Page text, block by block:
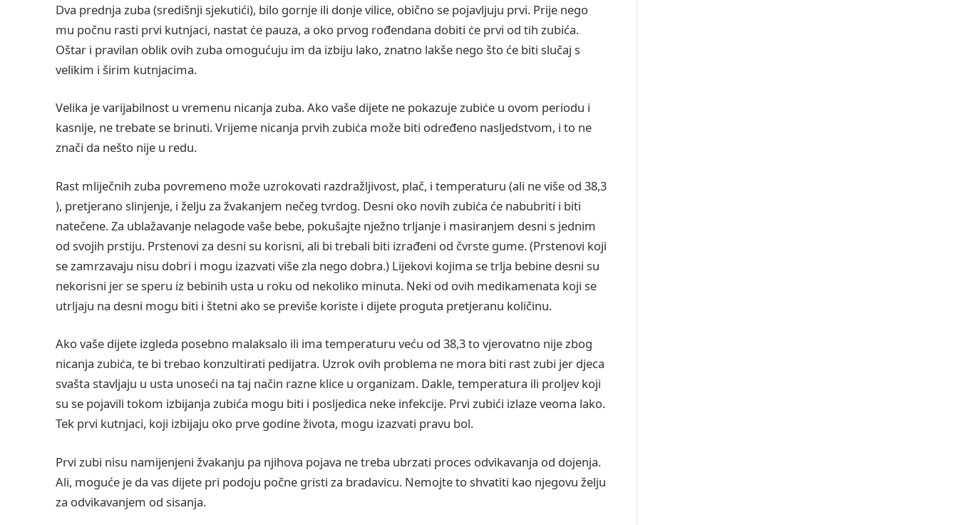
Dva prednja zuba (središnji sjekutići), bilo gornje ili donje vilice, obično se pojavljuju prvi. Prije nego
mu počnu rasti prvi kutnjaci, nastat ċe pauza, a oko prvog rođendana dobiti ċe prvi od tih zubića.
Oštar i pravilan oblik ovih zuba omogućuju im da izbiju lako, znatno lakše nego što će biti slučaj s
velikim i širim kutnjacima.
Velika je varijabilnost u vremenu nicanja zuba. Ako vaše dijete ne pokazuje zubiċe u ovom periodu i
kasnije, ne trebate se brinuti. Vrijeme nicanja prvih zubiċa može biti određeno nasljedstvom, i to ne
znači da nešto nije u redu.
Rast mliječnih zuba povremeno može uzrokovati razdražljivost, plač, i temperaturu (ali ne više od 38,3
), pretjerano slinjenje, i želju za žvakanjem nečeg tvrdog. Desni oko novih zubiċa će nabubriti i biti
natečene. Za ublažavanje nelagode vaše bebe, pokušajte nježno trljanje i masiranjem desni s jednim
od svojih prstiju. Prstenovi za desni su korisni, ali bi trebali biti izrađeni od čvrste gume. (Prstenovi koji
se zamrzavaju nisu dobri i mogu izazvati više zla nego dobra.) Lijekovi kojima se trlja bebine desni su
nekorisni jer se speru iz bebinih usta u roku od nekoliko minuta. Neki od ovih medikamenata koji se
utrljaju na desni mogu biti i štetni ako se previše koriste i dijete proguta pretjeranu količinu.
Ako vaše dijete izgleda posebno malaksalo ili ima temperaturu veću od 38,3 to vjerovatno nije zbog
nicanja zubiċa, te bi trebao konzultirati pedijatra. Uzrok ovih problema ne mora biti rast zubi jer djeca
svašta stavljaju u usta unoseći na taj način razne klice u organizam. Dakle, temperatura ili proljev koji
su se pojavili tokom izbijanja zubića mogu biti i posljedica neke infekcije. Prvi zubići izlaze veoma lako.
Tek prvi kutnjaci, koji izbijaju oko prve godine života, mogu izazvati pravu bol.
Prvi zubi nisu namijenjeni žvakanju pa njihova pojava ne treba ubrzati proces odvikavanja od dojenja.
Ali, moguće je da vas dijete pri podoju počne gristi za bradavicu. Nemojte to shvatiti kao njegovu želju
za odvikavanjem od sisanja.